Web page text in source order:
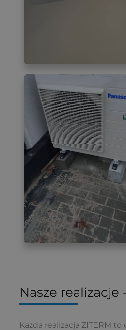
Nasze
Każda realizacja ZITERM